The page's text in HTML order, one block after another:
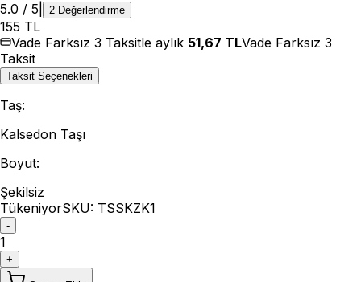
5.0 / 5 2 Değerlendirme
155 TL
Vade Farksız 3 Taksitle aylık 51,67 TLVade Farksız 3
Taksit
Taksit Seçenekleri
Taş:
Kalsedon Taşı
Boyut:
Şekilsiz
TükeniyorSKU: TSSKZK1
-
1
+